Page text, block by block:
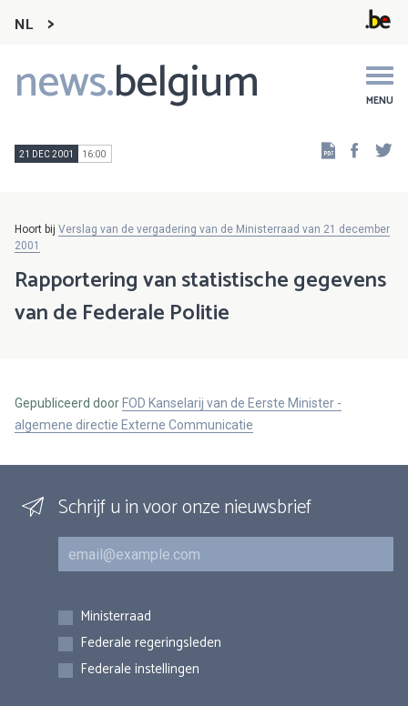
NL
news.belgium MENU
Main
navigation
21 DEC 2001 16:00
Hoort bij Verslag van de vergadering van de Ministerraad van 21 december
2001
Rapportering van statistische gegevens
van de Federale Politie
Gepubliceerd door FOD Kanselarij van de Eerste Minister -
algemene directie Externe Communicatie
Schrijf u in voor onze nieuwsbrief
E-mail
Inschrijvingen
Ministerraad
Federale regeringsleden
Federale instellingen